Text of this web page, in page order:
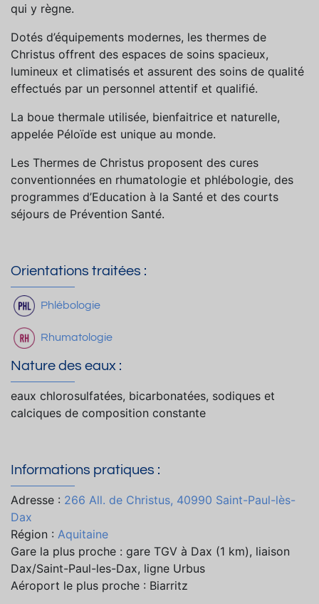
qui y règne.
Dotés d’équipements modernes, les thermes de
Christus offrent des espaces de soins spacieux,
lumineux et climatisés et assurent des soins de qualité
effectués par un personnel attentif et qualifié.
La boue thermale utilisée, bienfaitrice et naturelle,
appelée Péloïde est unique au monde.
Les Thermes de Christus proposent des cures
conventionnées en rhumatologie et phlébologie, des
programmes d’Education à la Santé et des courts
séjours de Prévention Santé.
Orientations traitées :
Phlébologie
Rhumatologie
Nature des eaux :
eaux chlorosulfatées, bicarbonatées, sodiques et
calciques de composition constante
Informations pratiques :
Adresse : 266 All. de Christus, 40990 Saint-Paul-lès-
Dax
Région : Aquitaine
Gare la plus proche : gare TGV à Dax (1 km), liaison
Dax/Saint-Paul-les-Dax, ligne Urbus
Aéroport le plus proche : Biarritz